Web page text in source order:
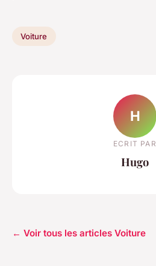
Voiture
H
ECRIT PAR
Hugo
← Voir tous les articles Voiture